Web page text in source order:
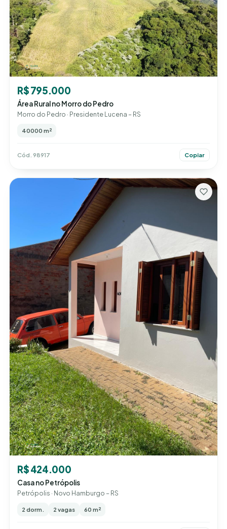
R$ 795.000
Área Rural no Morro do Pedro
Morro do Pedro · Presidente Lucena – RS
40000 m²
Cód. 98917 Copiar
R$ 424.000
Casa no Petrópolis
Petrópolis · Novo Hamburgo – RS
2 dorm. 2 vagas 60 m²